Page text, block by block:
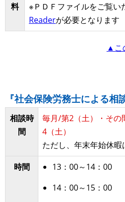
料 ※ＰＤＦファイルをご覧い
Readerが必要となります
▲こ
『社会保険労務士による相
相談時
間
毎月/第2（土）・その
4（土）
ただし、年末年始休暇
時間
13：00～14：00
14：00～15：00